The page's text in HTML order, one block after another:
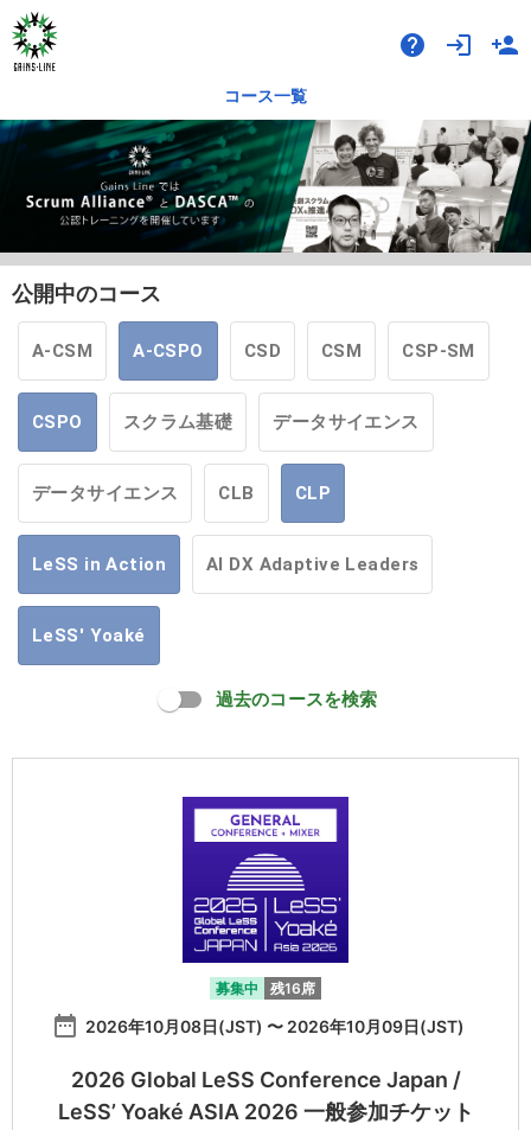
help login person_add
コース一覧
公開中のコース
A-CSM A-CSPO CSD CSM CSP-SM
CSPO スクラム基礎 データサイエンス
データサイエンス CLB CLP
LeSS in Action AI DX Adaptive Leaders
LeSS' Yoaké
過去のコースを検索
募集中 残16席
date_range 2026年10月08日(JST) 〜 2026年10月09日(JST)
2026 Global LeSS Conference Japan /
LeSS’ Yoaké ASIA 2026 一般参加チケット